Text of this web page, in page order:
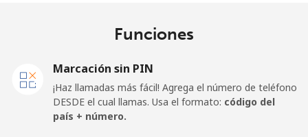
Línea fija ⁦28.5¢⁩
⁦32.5¢⁩ 30 min por ⁦$10⁩ -
Funciones
Marcación sin PIN
¡Haz llamadas más fácil! Agrega el número de teléfono
DESDE el cual llamas. Usa el formato: código del
país + número.